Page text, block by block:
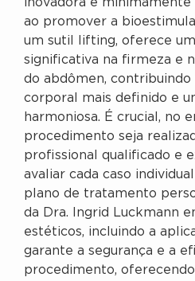
inovadora e minimamente
ao promover a
um sutil lifting, oferece
significativa na firmeza e
do abdômen,
corporal mais definido e
harmoniosa. É crucial, no
procedimento seja
profissional qualificado e
avaliar cada caso
plano de tratamento
da Dra. Ingrid Luckmann
estéticos, incluindo a
garante a segurança e a
procedimento,